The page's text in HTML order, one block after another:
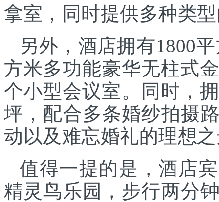
拿室，同时提供多种类
另外，酒店拥有1800
方米多功能豪华无柱式
个小型会议室。同时，
坪，配合多条婚纱拍摄
动以及难忘婚礼的理想
值得一提的是，酒店
精灵鸟乐园，步行两分